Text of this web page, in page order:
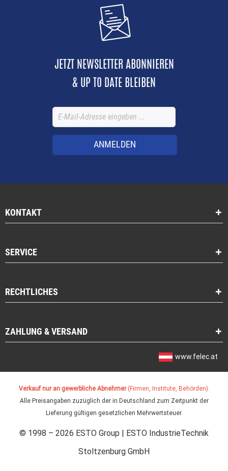
JETZT NEWSLETTER ABONNIEREN
& UP TO DATE BLEIBEN
ANMELDEN
KONTAKT
SERVICE
RECHTLICHES
ZAHLUNG & VERSAND
www.felec.at
Verkauf nur an gewerbliche Abnehmer(Firmen, Institute, Behörden).
Alle Preisangaben zuzüglich der in Deutschland zum Zeitpunkt der
Lieferung gültigen gesetzlichen Mehrwertsteuer.
© 1998 – 2026 ESTO Group | ESTO IndustrieTechnik
Stoltzenburg GmbH